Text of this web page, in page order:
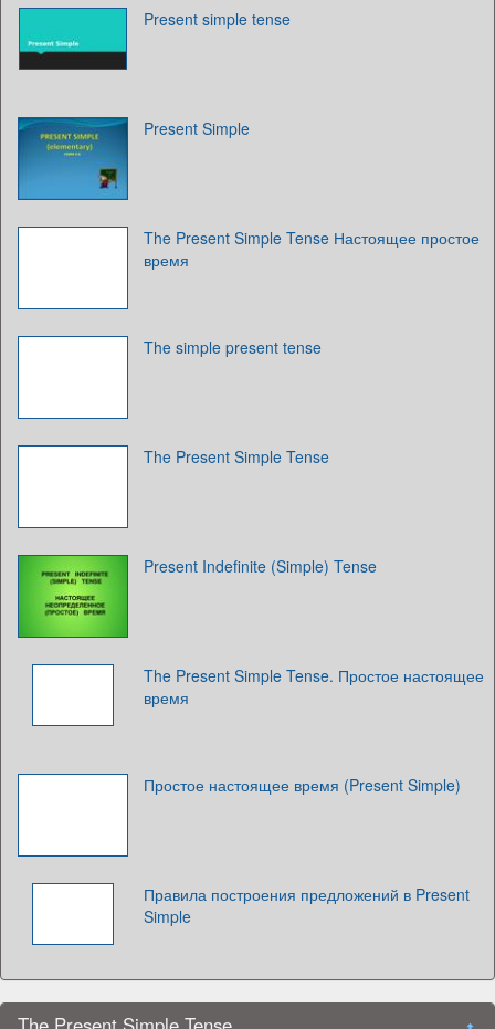
Present simple tense
Present Simple
The Present Simple Tense Настоящее простое
время
The simple present tense
The Present Simple Tense
Present Indefinite (Simple) Tense
The Present Simple Tense. Простое настоящее
время
Простое настоящее время (Present Simple)
Правила построения предложений в Present
Simple